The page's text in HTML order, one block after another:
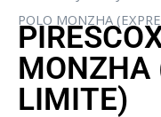
POLO MONZHA
MONZHA
LIMITE)